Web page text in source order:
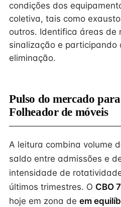
condições dos
coletiva, tais como
outros. Identifica áreas de
sinalização e participando
eliminação.
Pulso do mercado
Folheador de móveis
A leitura combina volume
saldo entre admissões e
intensidade de
últimos trimestres. O CBO
hoje em zona de em